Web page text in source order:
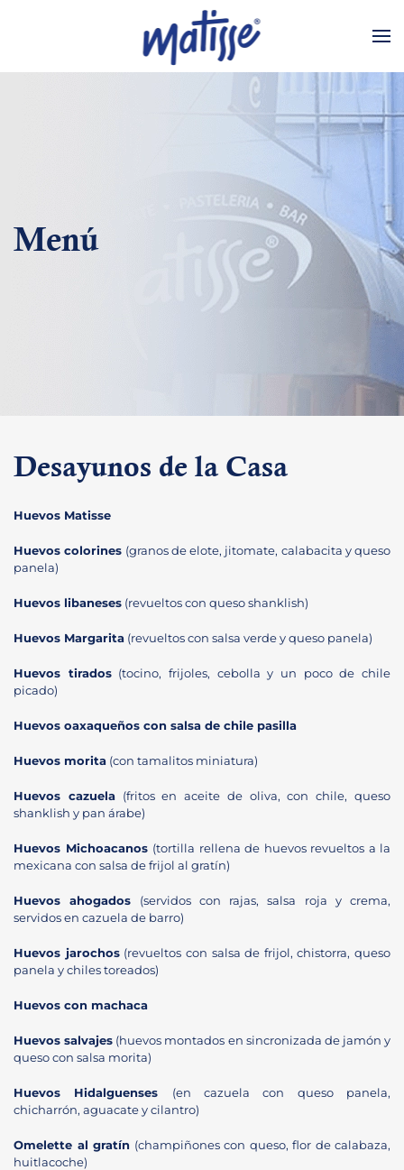
Skip to main content
Menú
Desayunos de la Casa
Huevos Matisse
Huevos colorines (granos de elote, jitomate, calabacita y queso
panela)
Huevos libaneses (revueltos con queso shanklish)
Huevos Margarita (revueltos con salsa verde y queso panela)
Huevos tirados(tocino, frijoles, cebolla y un poco de chile
picado)
Huevos oaxaqueños con salsa de chile pasilla
Huevos morita (con tamalitos miniatura)
Huevos cazuela(fritos en aceite de oliva, con chile, queso
shanklish y pan árabe)
Huevos Michoacanos (tortilla rellena de huevos revueltos a la
mexicana con salsa de frijol al gratín)
Huevos ahogados (servidos con rajas, salsa roja y crema,
servidos en cazuela de barro)
Huevos jarochos(revueltos con salsa de frijol, chistorra, queso
panela y chiles toreados)
Huevos con machaca
Huevos salvajes (huevos montados en sincronizada de jamón y
queso con salsa morita)
Huevos Hidalguenses (en cazuela con queso panela,
chicharrón, aguacate y cilantro)
Omelette al gratín (champiñones con queso, flor de calabaza,
huitlacoche)